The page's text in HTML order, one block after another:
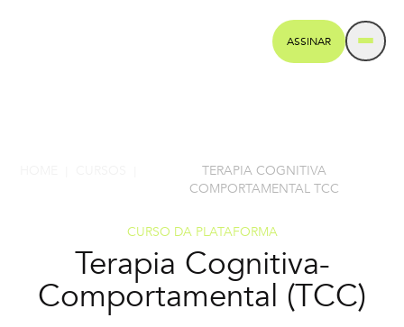
ASSINAR
TERAPIA COGNITIVA
COMPORTAMENTAL TCC
CURSO DA PLATAFORMA
Terapia Cognitiva-
Comportamental (TCC)